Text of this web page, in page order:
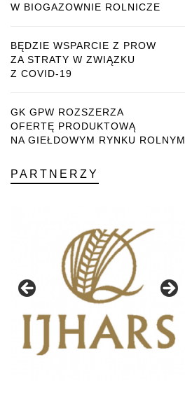
W BIOGAZOWNIE ROLNICZE
BĘDZIE WSPARCIE Z PROW
ZA STRATY W ZWIĄZKU
Z COVID-19
GK GPW ROZSZERZA
OFERTĘ PRODUKTOWĄ
NA GIEŁDOWYM RYNKU ROLNYM
PARTNERZY